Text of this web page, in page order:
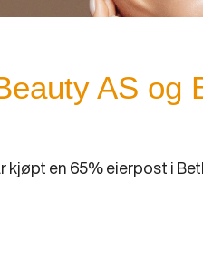
AS og
en 65% eierpost i